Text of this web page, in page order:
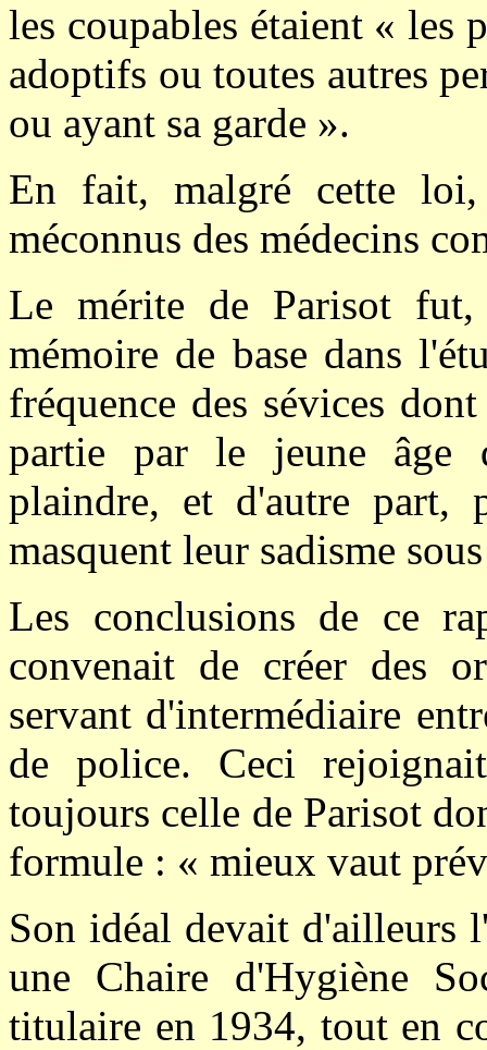
les coupables étaient « les
adoptifs ou toutes autres
ou ayant sa garde ».
En fait, malgré cette loi,
méconnus des médecins
Le mérite de Parisot
mémoire de base dans
fréquence des sévices
partie par le jeune âge
plaindre, et d'autre part,
masquent leur sadisme
Les conclusions de ce
convenait de créer des
servant d'intermédiaire
de police. Ceci
toujours celle de Parisot
formule : « mieux vaut
Son idéal devait d'ailleurs
une Chaire d'Hygiène
titulaire en 1934, tout en